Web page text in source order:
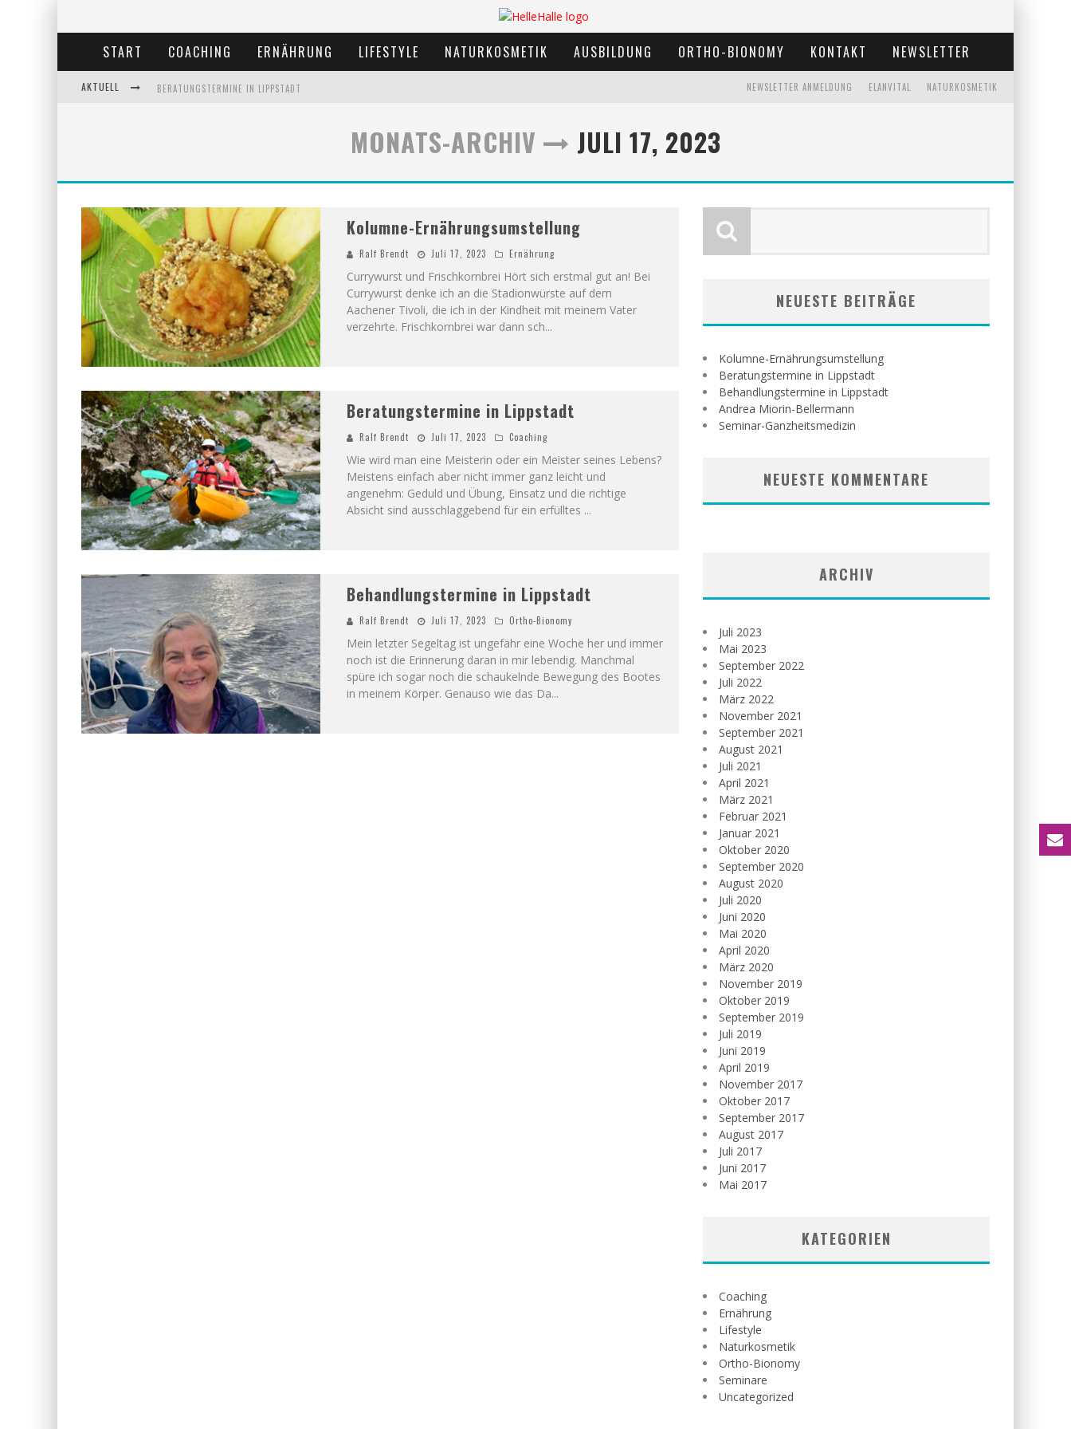
START COACHING ERNÄHRUNG LIFESTYLE NATURKOSMETIK AUSBILDUNG ORTHO-BIONOMY KONTAKT NEWSLETTER
AKTUELL BERATUNGSTERMINE IN LIPPSTADT NATURKOSMETIK
ELANVITAL
NEWSLETTER ANMELDUNG
MONATS-ARCHIV JULI 17, 2023
Kolumne-Ernährungsumstellung
Ralf Brendt Juli 17, 2023 Ernährung
Currywurst und Frischkornbrei Hört sich erstmal gut an! Bei
Currywurst denke ich an die Stadionwürste auf dem
Aachener Tivoli, die ich in der Kindheit mit meinem Vater
verzehrte. Frischkornbrei war dann sch...
Beratungstermine in Lippstadt
Ralf Brendt Juli 17, 2023 Coaching
Wie wird man eine Meisterin oder ein Meister seines Lebens?
Meistens einfach aber nicht immer ganz leicht und
angenehm: Geduld und Übung, Einsatz und die richtige
Absicht sind ausschlaggebend für ein erfülltes ...
Behandlungstermine in Lippstadt
Ralf Brendt Juli 17, 2023 Ortho-Bionomy
Mein letzter Segeltag ist ungefähr eine Woche her und immer
noch ist die Erinnerung daran in mir lebendig. Manchmal
spüre ich sogar noch die schaukelnde Bewegung des Bootes
in meinem Körper. Genauso wie das Da...
NEUESTE BEITRÄGE
Kolumne-Ernährungsumstellung
Beratungstermine in Lippstadt
Behandlungstermine in Lippstadt
Andrea Miorin-Bellermann
Seminar-Ganzheitsmedizin
NEUESTE KOMMENTARE
ARCHIV
Juli 2023
Mai 2023
September 2022
Juli 2022
März 2022
November 2021
September 2021
August 2021
Juli 2021
April 2021
März 2021
Februar 2021
Januar 2021
Oktober 2020
September 2020
August 2020
Juli 2020
Juni 2020
Mai 2020
April 2020
März 2020
November 2019
Oktober 2019
September 2019
Juli 2019
Juni 2019
April 2019
November 2017
Oktober 2017
September 2017
August 2017
Juli 2017
Juni 2017
Mai 2017
KATEGORIEN
Coaching
Ernährung
Lifestyle
Naturkosmetik
Ortho-Bionomy
Seminare
Uncategorized